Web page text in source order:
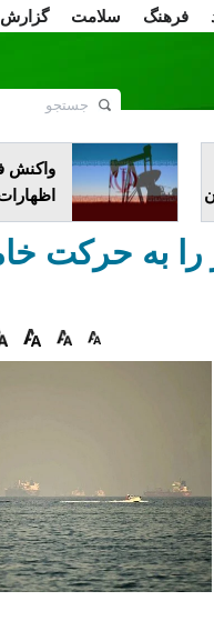
فرهنگ سلامت گزارش
واکنش
را به حرکت